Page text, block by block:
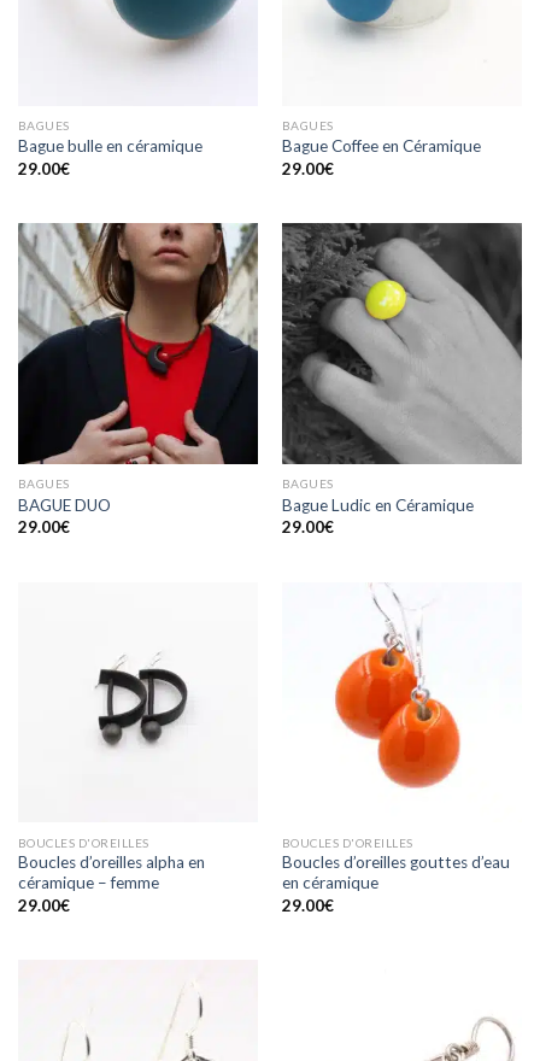
BAGUES
Bague bulle en céramique
29.00€
BAGUES
Bague Coffee en Céramique
29.00€
BAGUES
BAGUE DUO
29.00€
BAGUES
Bague Ludic en Céramique
29.00€
BOUCLES D'OREILLES
Boucles d’oreilles alpha en
céramique – femme
29.00€
BOUCLES D'OREILLES
Boucles d’oreilles gouttes d’eau
en céramique
29.00€